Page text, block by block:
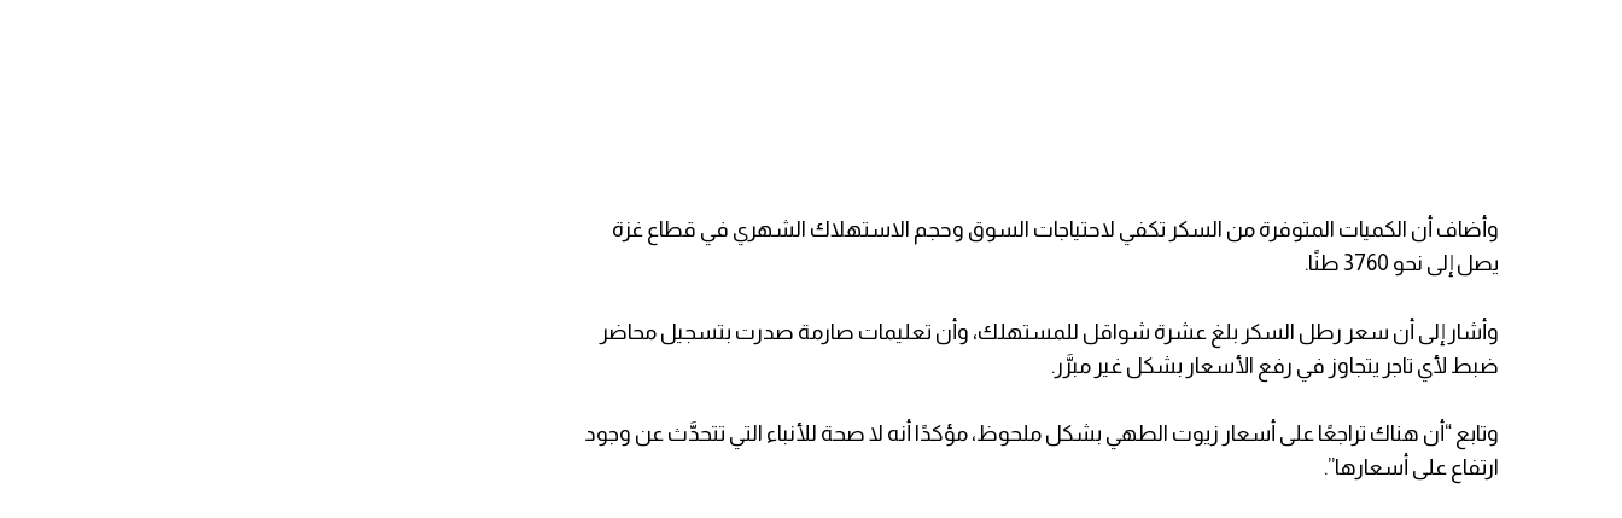
وأضاف أن الكميات المتوفرة من السكر تكفي لاحتياجات السوق وحجم الاستهلاك الشهري في قطاع غزة
يصل إلى نحو 3760 طنًا.
وأشار إلى أن سعر رطل السكر بلغ عشرة شواقل للمستهلك، وأن تعليمات صارمة صدرت بتسجيل محاضر
ضبط لأي تاجر يتجاوز في رفع الأسعار بشكل غير مبرَّر.
وتابع “أن هناك تراجعًا على أسعار زيوت الطهي بشكل ملحوظ، مؤكدًا أنه لا صحة للأنباء التي تتحدَّث عن وجود
ارتفاع على أسعارها”.